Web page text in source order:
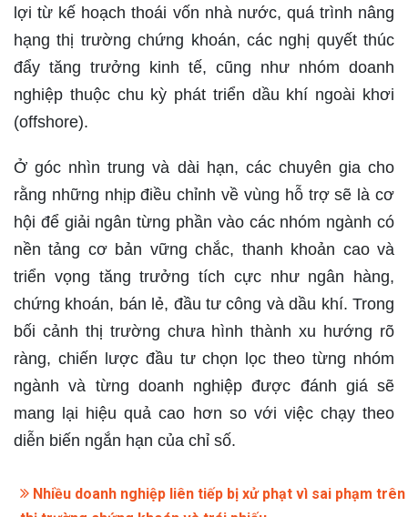
lợi từ kế hoạch thoái vốn nhà nước, quá trình nâng
hạng thị trường chứng khoán, các nghị quyết thúc
đẩy tăng trưởng kinh tế, cũng như nhóm doanh
nghiệp thuộc chu kỳ phát triển dầu khí ngoài khơi
(offshore).
Ở góc nhìn trung và dài hạn, các chuyên gia cho
rằng những nhịp điều chỉnh về vùng hỗ trợ sẽ là cơ
hội để giải ngân từng phần vào các nhóm ngành có
nền tảng cơ bản vững chắc, thanh khoản cao và
triển vọng tăng trưởng tích cực như ngân hàng,
chứng khoán, bán lẻ, đầu tư công và dầu khí. Trong
bối cảnh thị trường chưa hình thành xu hướng rõ
ràng, chiến lược đầu tư chọn lọc theo từng nhóm
ngành và từng doanh nghiệp được đánh giá sẽ
mang lại hiệu quả cao hơn so với việc chạy theo
diễn biến ngắn hạn của chỉ số.
Nhiều doanh nghiệp liên tiếp bị xử phạt vì sai phạm trên